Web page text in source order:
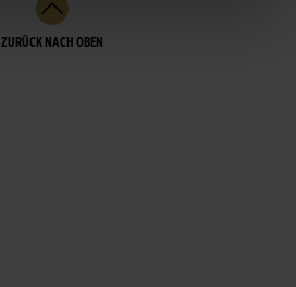
ZURÜCK NACH OBEN